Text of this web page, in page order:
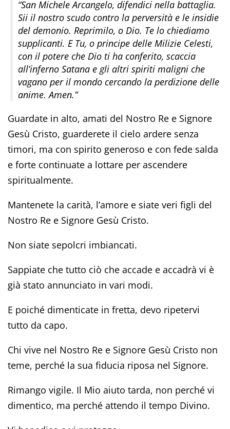
“San Michele Arcangelo, difendici nella battaglia.
Sii il nostro scudo contro la perversità e le insidie
del demonio. Reprimilo, o Dio. Te lo chiediamo
supplicanti. E Tu, o principe delle Milizie Celesti,
con il potere che Dio ti ha conferito, scaccia
all’inferno Satana e gli altri spiriti maligni che
vagano per il mondo cercando la perdizione delle
anime. Amen.”
Guardate in alto, amati del Nostro Re e Signore
Gesù Cristo, guarderete il cielo ardere senza
timori, ma con spirito generoso e con fede salda
e forte continuate a lottare per ascendere
spiritualmente.
Mantenete la carità, l’amore e siate veri figli del
Nostro Re e Signore Gesù Cristo.
Non siate sepolcri imbiancati.
Sappiate che tutto ciò che accade e accadrà vi è
già stato annunciato in vari modi.
E poiché dimenticate in fretta, devo ripetervi
tutto da capo.
Chi vive nel Nostro Re e Signore Gesù Cristo non
teme, perché la sua fiducia riposa nel Signore.
Rimango vigile. Il Mio aiuto tarda, non perché vi
dimentico, ma perché attendo il tempo Divino.